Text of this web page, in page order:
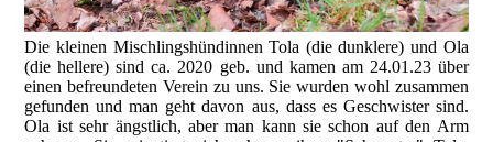
Die kleinen Mischlingshündinnen Tola (die dunklere) und Ola
(die hellere) sind ca. 2020 geb. und kamen am 24.01.23 über
einen befreundeten Verein zu uns. Sie wurden wohl zusammen
gefunden und man geht davon aus, dass es Geschwister sind.
Ola ist sehr ängstlich, aber man kann sie schon auf den Arm